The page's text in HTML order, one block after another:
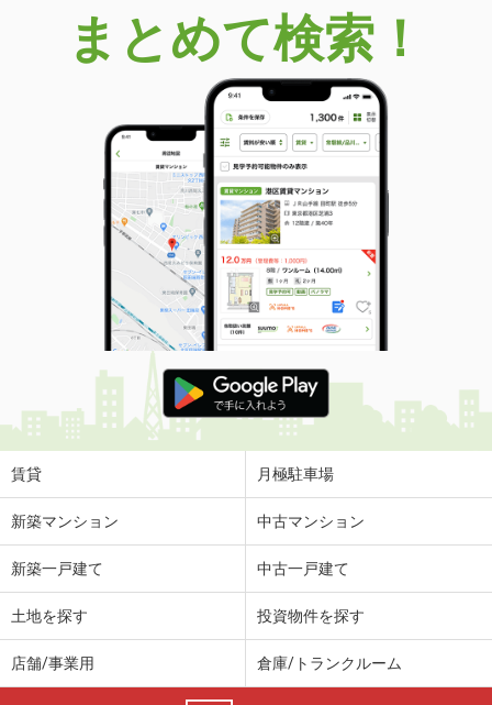
まとめて検索！
賃貸 月極駐車場
新築マンション 中古マンション
新築一戸建て 中古一戸建て
土地を探す 投資物件を探す
店舗/事業用 倉庫/トランクルーム